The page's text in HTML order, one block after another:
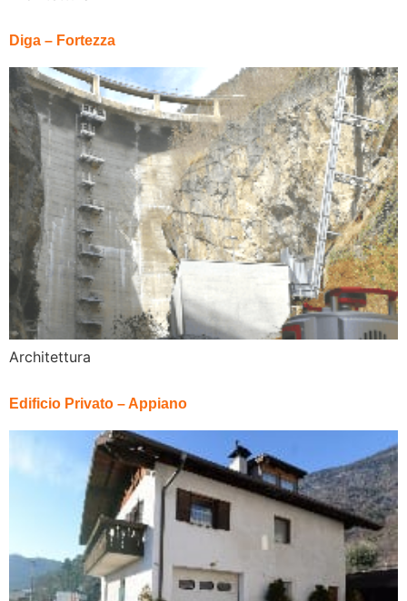
Diga – Fortezza
Architettura
Edificio Privato – Appiano